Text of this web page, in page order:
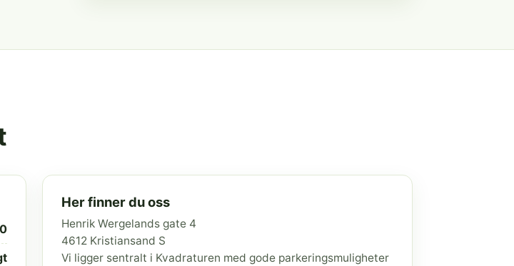
Her finner du oss
Henrik Wergelands gate 4
4612 Kristiansand S
Vi ligger sentralt i Kvadraturen med gode parkeringsmuligheter